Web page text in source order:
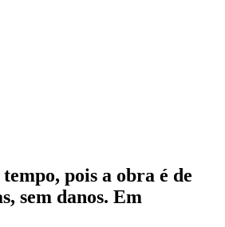
pois a obra é de
sem danos. Em